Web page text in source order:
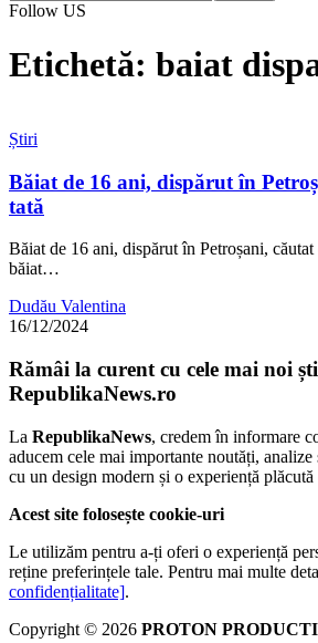
Follow US
Etichetă: baiat
Știri
Băiat de 16 ani, dispărut în
tată
Băiat de 16 ani, dispărut în Petroșani,
băiat…
Dudău Valentina
16/12/2024
Rămâi la curent cu cele mai noi
RepublikaNews.ro
La RepublikaNews, credem în informare
aducem cele mai importante noutăți, analize
cu un design modern și o experiență plăcută
Acest site folosește cookie-uri
Le utilizăm pentru a-ți oferi o experiență
reține preferințele tale. Pentru mai multe
confidențialitate].
Copyright © 2026 PROTON